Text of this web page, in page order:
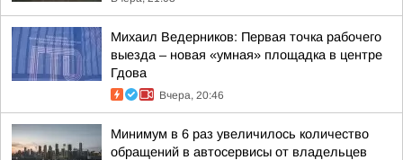
Михаил Ведерников: Первая точка рабочего
выезда – новая «умная» площадка в центре
Гдова
Вчера, 20:46
Минимум в 6 раз увеличилось количество
обращений в автосервисы от владельцев